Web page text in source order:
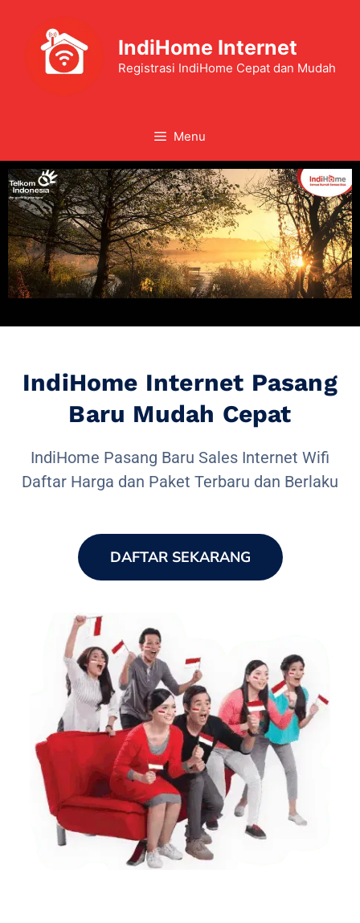
IndiHome Internet
Registrasi IndiHome Cepat dan Mudah
Menu
IndiHome Internet Pasang
Baru Mudah Cepat
IndiHome Pasang Baru Sales Internet Wifi
Daftar Harga dan Paket Terbaru dan Berlaku
DAFTAR SEKARANG